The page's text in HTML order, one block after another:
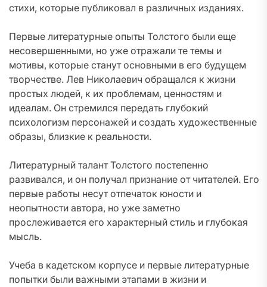
стихи, которые публиковал в различных изданиях.
Первые литературные опыты Толстого были еще
несовершенными, но уже отражали те темы и
мотивы, которые станут основными в его будущем
творчестве. Лев Николаевич обращался к жизни
простых людей, к их проблемам, ценностям и
идеалам. Он стремился передать глубокий
психологизм персонажей и создать художественные
образы, близкие к реальности.
Литературный талант Толстого постепенно
развивался, и он получал признание от читателей. Его
первые работы несут отпечаток юности и
неопытности автора, но уже заметно
прослеживается его характерный стиль и глубокая
мысль.
Учеба в кадетском корпусе и первые литературные
попытки были важными этапами в жизни и